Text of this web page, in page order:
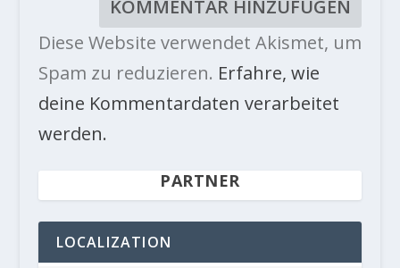
Diese Website verwendet Akismet, um
Spam zu reduzieren. Erfahre, wie
deine Kommentardaten verarbeitet
werden.
PARTNER
LOCALIZATION